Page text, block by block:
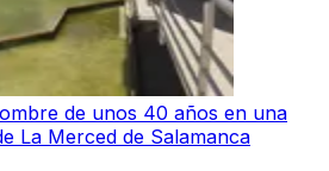
de unos 40 años en una
La Merced de Salamanca